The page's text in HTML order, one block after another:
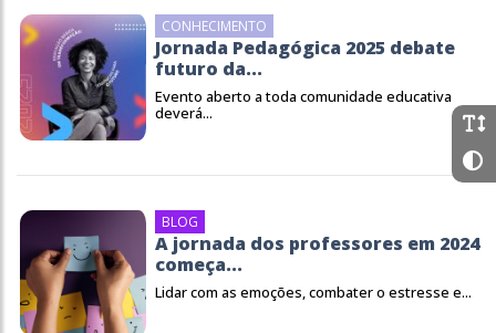
CONHECIMENTO
Jornada Pedagógica 2025 debate
futuro da...
Evento aberto a toda comunidade educativa
deverá...
BLOG
A jornada dos professores em 2024
começa...
Lidar com as emoções, combater o estresse e...